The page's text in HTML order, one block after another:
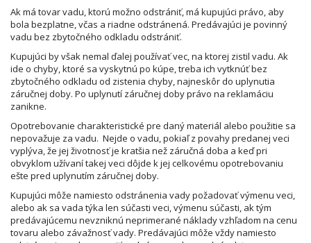
Ak má tovar vadu, ktorú možno odstrániť, má kupujúci právo, aby
bola bezplatne, včas a riadne odstránená. Predávajúci je povinný
vadu bez zbytočného odkladu odstrániť.
Kupujúci by však nemal ďalej používať vec, na ktorej zistil vadu. Ak
ide o chyby, ktoré sa vyskytnú po kúpe, treba ich vytknúť bez
zbytočného odkladu od zistenia chyby, najneskôr do uplynutia
záručnej doby. Po uplynutí záručnej doby právo na reklamáciu
zanikne.
Opotrebovanie charakteristické pre daný materiál alebo použitie sa
nepovažuje za vadu. Nejde o vadu, pokiaľ z povahy predanej veci
vyplýva, že jej životnosť je kratšia než záručná doba a keď pri
obvyklom užívaní takej veci dôjde k jej celkovému opotrebovaniu
ešte pred uplynutím záručnej doby.
Kupujúci môže namiesto odstránenia vady požadovať výmenu veci,
alebo ak sa vada týka len súčasti veci, výmenu súčasti, ak tým
predávajúcemu nevzniknú neprimerané náklady vzhľadom na cenu
tovaru alebo závažnosť vady. Predávajúci môže vždy namiesto